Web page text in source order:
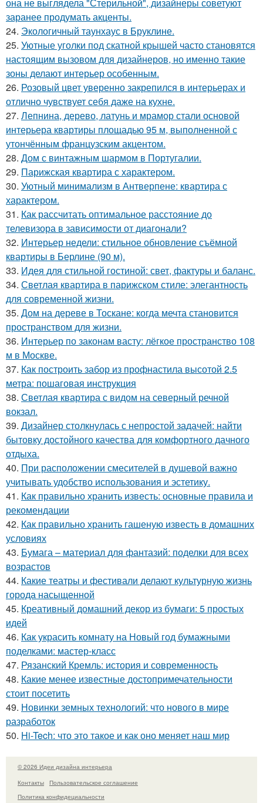
она не выглядела "Стерильной", дизайнеры советуют
заранее продумать акценты.
24. Экологичный таунхаус в Бруклине.
25. Уютные уголки под скатной крышей часто становятся
настоящим вызовом для дизайнеров, но именно такие
зоны делают интерьер особенным.
26. Розовый цвет уверенно закрепился в интерьерах и
отлично чувствует себя даже на кухне.
27. Лепнина, дерево, латунь и мрамор стали основой
интерьера квартиры площадью 95 м, выполненной с
утончённым французским акцентом.
28. Дом с винтажным шармом в Португалии.
29. Парижская квартира с характером.
30. Уютный минимализм в Антверпене: квартира с
характером.
31. Как рассчитать оптимальное расстояние до
телевизора в зависимости от диагонали?
32. Интерьер недели: стильное обновление съёмной
квартиры в Берлине (90 м).
33. Идея для стильной гостиной: свет, фактуры и баланс.
34. Светлая квартира в парижском стиле: элегантность
для современной жизни.
35. Дом на дереве в Тоскане: когда мечта становится
пространством для жизни.
36. Интерьер по законам васту: лёгкое пространство 108
м в Москве.
37. Как построить забор из профнастила высотой 2.5
метра: пошаговая инструкция
38. Светлая квартира с видом на северный речной
вокзал.
39. Дизайнер столкнулась с непростой задачей: найти
бытовку достойного качества для комфортного дачного
отдыха.
40. При расположении смесителей в душевой важно
учитывать удобство использования и эстетику.
41. Как правильно хранить известь: основные правила и
рекомендации
42. Как правильно хранить гашеную известь в домашних
условиях
43. Бумага – материал для фантазий: поделки для всех
возрастов
44. Какие театры и фестивали делают культурную жизнь
города насыщенной
45. Креативный домашний декор из бумаги: 5 простых
идей
46. Как украсить комнату на Новый год бумажными
поделками: мастер-класс
47. Рязанский Кремль: история и современность
48. Какие менее известные достопримечательности
стоит посетить
49. Новинки земных технологий: что нового в мире
разработок
50. Hi-Tech: что это такое и как оно меняет наш мир
© 2026 Идеи дизайна интерьера
Контакты
Пользовательское соглашение
Политика конфидециальности